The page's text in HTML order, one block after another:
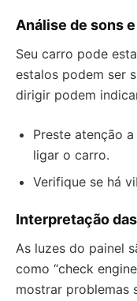
Análise de sons
Seu carro pode
estalos podem ser
dirigir podem
Preste atenção
ligar o carro.
Verifique se há
Interpretação
As luzes do painel
como “check
mostrar problemas